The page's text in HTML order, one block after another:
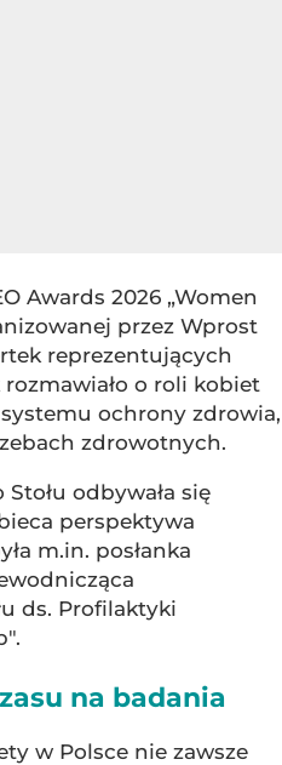
Awards 2026 „Women
przez Wprost
reprezentujących
o roli kobiet
ochrony zdrowia,
zdrowotnych.
odbywała się
perspektywa
m.in. posłanka
ds. Profilaktyki
na badania
w Polsce nie zawsze